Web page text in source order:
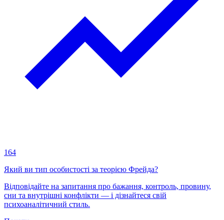
164
Який ви тип особистості за теорією Фрейда?
Відповідайте на запитання про бажання, контроль, провину,
сни та внутрішні конфлікти — і дізнайтеся свій
психоаналітичний стиль.